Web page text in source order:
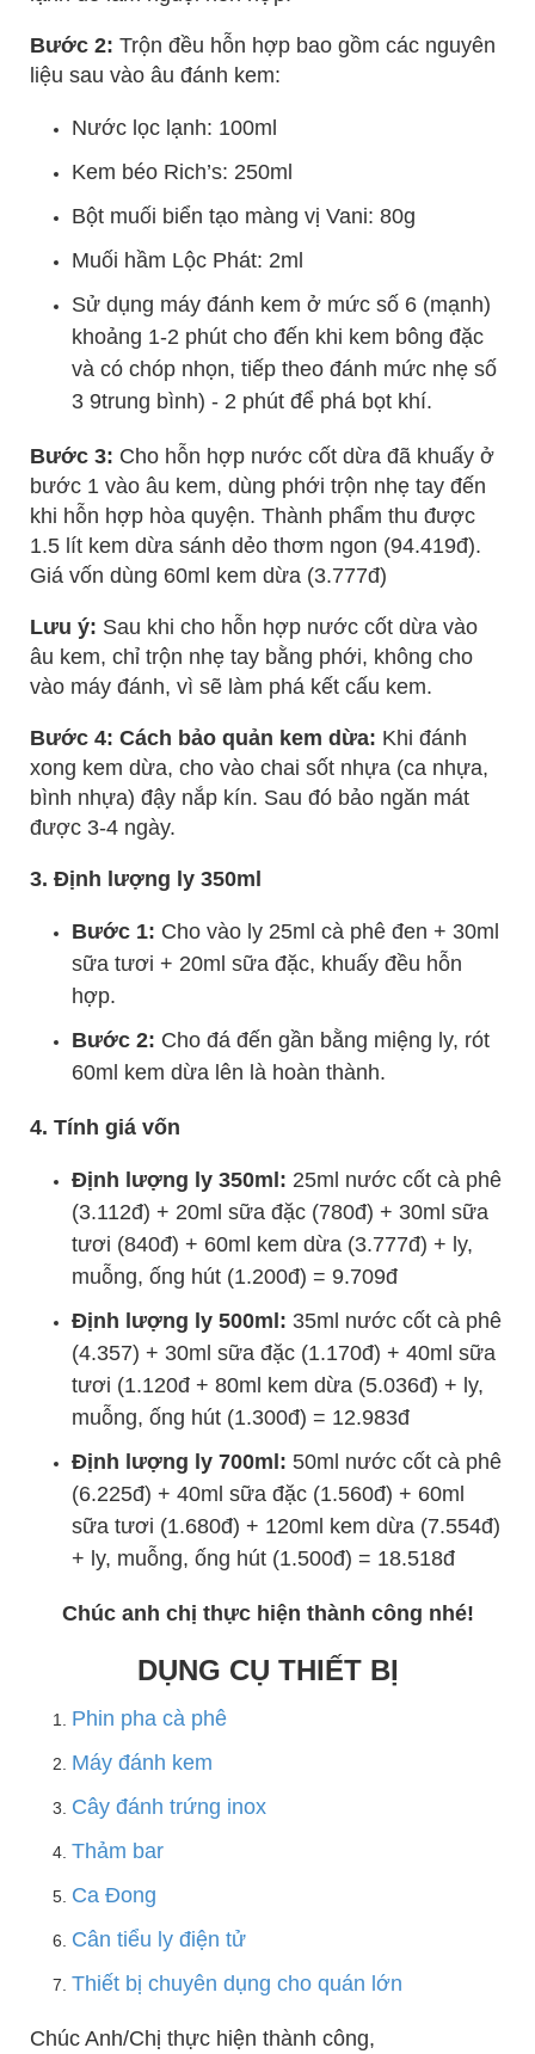
Bước 2: Trộn đều hỗn hợp bao gồm các nguyên
liệu sau vào âu đánh kem:
Nước lọc lạnh: 100ml
Kem béo Rich’s: 250ml
Bột muối biển tạo màng vị Vani: 80g
Muối hầm Lộc Phát: 2ml
Sử dụng máy đánh kem ở mức số 6 (mạnh)
khoảng 1-2 phút cho đến khi kem bông đặc
và có chóp nhọn, tiếp theo đánh mức nhẹ số
3 9trung bình) - 2 phút để phá bọt khí.
Bước 3: Cho hỗn hợp nước cốt dừa đã khuấy ở
bước 1 vào âu kem, dùng phới trộn nhẹ tay đến
khi hỗn hợp hòa quyện. Thành phẩm thu được
1.5 lít kem dừa sánh dẻo thơm ngon (94.419đ).
Giá vốn dùng 60ml kem dừa (3.777đ)
Lưu ý: Sau khi cho hỗn hợp nước cốt dừa vào
âu kem, chỉ trộn nhẹ tay bằng phới, không cho
vào máy đánh, vì sẽ làm phá kết cấu kem.
Bước 4: Cách bảo quản kem dừa: Khi đánh
xong kem dừa, cho vào chai sốt nhựa (ca nhựa,
bình nhựa) đậy nắp kín. Sau đó bảo ngăn mát
được 3-4 ngày.
3. Định lượng ly 350ml
Bước 1: Cho vào ly 25ml cà phê đen + 30ml
sữa tươi + 20ml sữa đặc, khuấy đều hỗn
hợp.
Bước 2: Cho đá đến gần bằng miệng ly, rót
60ml kem dừa lên là hoàn thành.
4. Tính giá vốn
Định lượng ly 350ml: 25ml nước cốt cà phê
(3.112đ) + 20ml sữa đặc (780đ) + 30ml sữa
tươi (840đ) + 60ml kem dừa (3.777đ) + ly,
muỗng, ống hút (1.200đ) = 9.709đ
Định lượng ly 500ml: 35ml nước cốt cà phê
(4.357) + 30ml sữa đặc (1.170đ) + 40ml sữa
tươi (1.120đ + 80ml kem dừa (5.036đ) + ly,
muỗng, ống hút (1.300đ) = 12.983đ
Định lượng ly 700ml: 50ml nước cốt cà phê
(6.225đ) + 40ml sữa đặc (1.560đ) + 60ml
sữa tươi (1.680đ) + 120ml kem dừa (7.554đ)
+ ly, muỗng, ống hút (1.500đ) = 18.518đ
Chúc anh chị thực hiện thành công nhé!
DỤNG CỤ THIẾT BỊ
Phin pha cà phê
Máy đánh kem
Cây đánh trứng inox
Thảm bar
Ca Đong
Cân tiểu ly điện tử
Thiết bị chuyên dụng cho quán lớn
Chúc Anh/Chị thực hiện thành công,